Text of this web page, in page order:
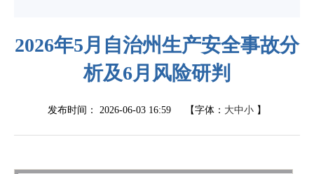
2026年5月自治州生产安全事故分
析及6月风险研判
发布时间： 2026-06-03 16:59 【字体： 大中小 】